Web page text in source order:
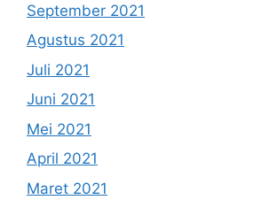
September 2021
Agustus 2021
Juli 2021
Juni 2021
Mei 2021
April 2021
Maret 2021